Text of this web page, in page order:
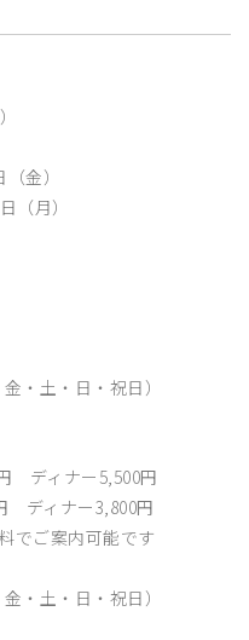
金）
（月）
・土・日・祝日）
ディナー5,500円
ディナー3,800円
でご案内可能です
・土・日・祝日）